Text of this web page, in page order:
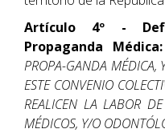
Artículo 4º -
Propaganda
PROPA-GANDA MÉDICA,
ESTE CONVENIO
REALICEN LA LABOR
MÉDICOS, Y/O